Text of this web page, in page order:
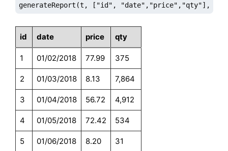
generateReport(t, ["id", "date","price","qty"],
id date price qty
1 01/02/2018 77.99 375
2 01/03/2018 8.13 7,864
3 01/04/2018 56.72 4,912
4 01/05/2018 72.42 534
5 01/06/2018 8.20 31